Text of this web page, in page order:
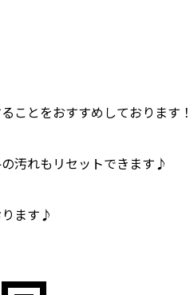
ことをおすすめしております！
汚れもリセットできます♪
ます♪